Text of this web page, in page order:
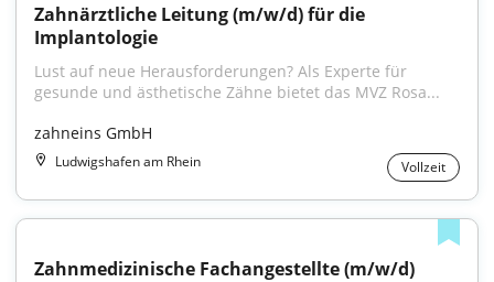
Zahnärztliche Leitung (m/w/d) für die
Implantologie
Lust auf neue Herausforderungen? Als Experte für
gesunde und ästhetische Zähne bietet das MVZ Rosa...
zahneins GmbH
Ludwigshafen am Rhein Vollzeit
Zahnmedizinische Fachangestellte (m/w/d)